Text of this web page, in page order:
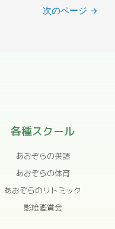
次のページ →
各種スクール
あおぞらの英語
あおぞらの体育
あおぞらのリトミック
影絵鑑賞会